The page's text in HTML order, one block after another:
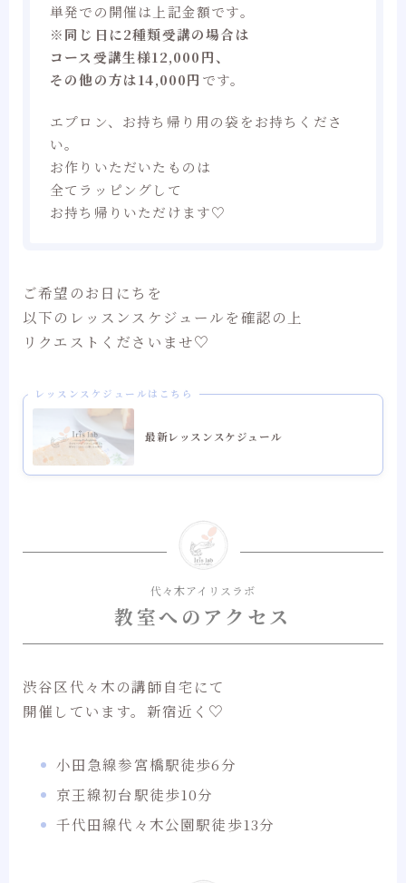
単発での開催は上記金額です。
※同じ日に2種類受講の場合は
コース受講生様12,000円、
その他の方は14,000円です。
エプロン、お持ち帰り用の袋をお持ちくださ
い。
お作りいただいたものは
全てラッピングして
お持ち帰りいただけます♡
ご希望のお日にちを
以下のレッスンスケジュールを確認の上
リクエストくださいませ♡
レッスンスケジュールはこちら
最新レッスンスケジュール
代々木アイリスラボ
教室へのアクセス
渋谷区代々木の講師自宅にて
開催しています。新宿近く♡
小田急線参宮橋駅徒歩6分
京王線初台駅徒歩10分
千代田線代々木公園駅徒歩13分